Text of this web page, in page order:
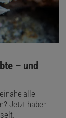
– und
alle
Jetzt haben